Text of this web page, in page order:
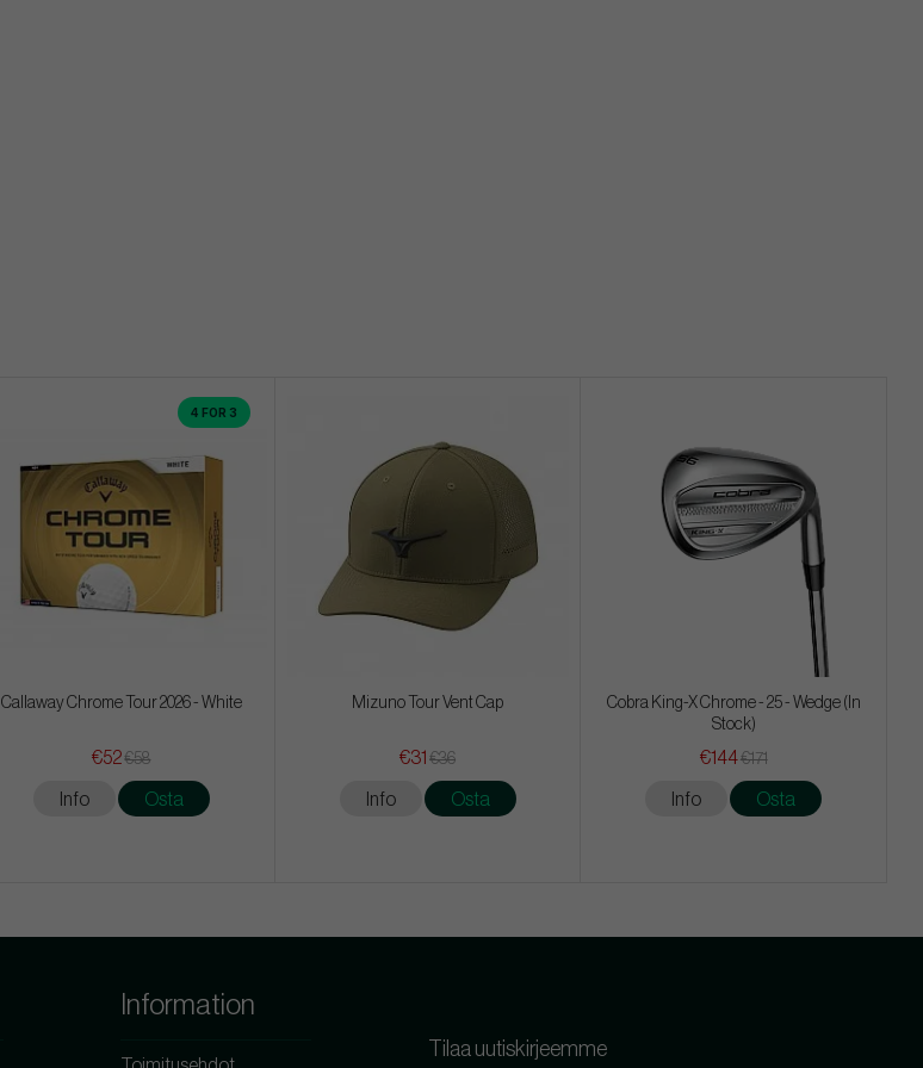
4 FOR 3
Callaway Chrome Tour 2026 - White
€52 €58
Info Osta
Mizuno Tour Vent Cap
€31 €36
Info Osta
Cobra King-X Chrome - 25 - Wedge (In
Stock)
€144€171
Info Osta
Information
Tilaa uutiskirjeemme